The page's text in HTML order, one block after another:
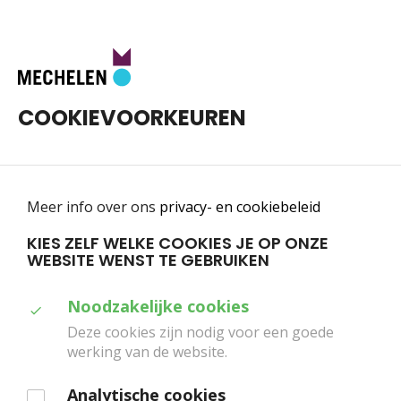
Home Programma BALSAM: een zinnenprikkelend kruidenlabo
BALSAM: EEN
ZINNENPRIKKELEND
COOKIEVOORKEUREN
Meer info over ons privacy- en cookiebeleid
KIES ZELF WELKE COOKIES JE OP ONZE
WEBSITE WENST TE GEBRUIKEN
Duid
welke
cookies
Noodzakelijke cookies
Deze cookies zijn nodig voor een goede
werking van de website.
Analytische cookies